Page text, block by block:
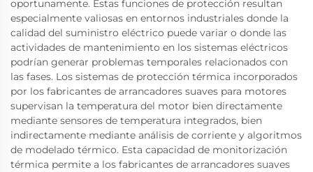
oportunamente. Estas funciones de protección resultan
especialmente valiosas en entornos industriales donde la
calidad del suministro eléctrico puede variar o donde las
actividades de mantenimiento en los sistemas eléctricos
podrían generar problemas temporales relacionados con
las fases. Los sistemas de protección térmica incorporados
por los fabricantes de arrancadores suaves para motores
supervisan la temperatura del motor bien directamente
mediante sensores de temperatura integrados, bien
indirectamente mediante análisis de corriente y algoritmos
de modelado térmico. Esta capacidad de monitorización
térmica permite a los fabricantes de arrancadores suaves